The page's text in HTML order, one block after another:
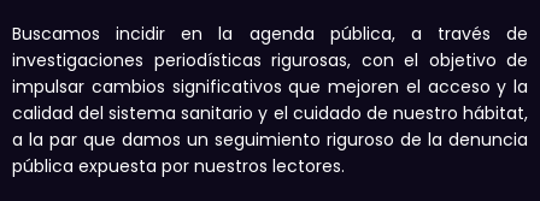
Buscamos incidir en la agenda pública, a través de
investigaciones periodísticas rigurosas, con el objetivo de
impulsar cambios significativos que mejoren el acceso y la
calidad del sistema sanitario y el cuidado de nuestro hábitat,
a la par que damos un seguimiento riguroso de la denuncia
pública expuesta por nuestros lectores.